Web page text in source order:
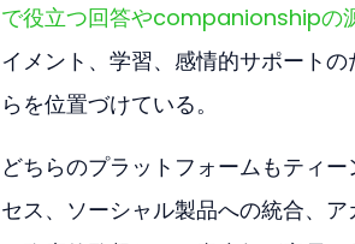
で役立つ回答やcompanionshipの
イメント、学習、感情的サポート
らを位置づけている。
どちらのプラットフォームもティ
セス、ソーシャル製品への統合、